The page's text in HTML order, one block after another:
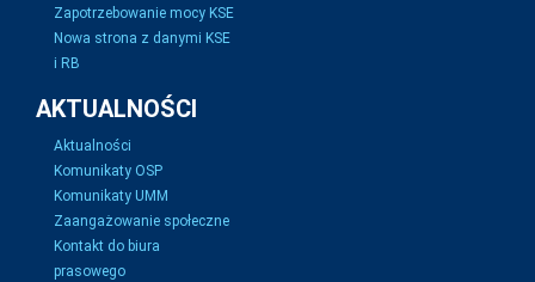
Zapotrzebowanie mocy KSE
Nowa strona z danymi KSE
i RB
AKTUALNOŚCI
Aktualności
Komunikaty OSP
Komunikaty UMM
Zaangażowanie społeczne
Kontakt do biura
prasowego